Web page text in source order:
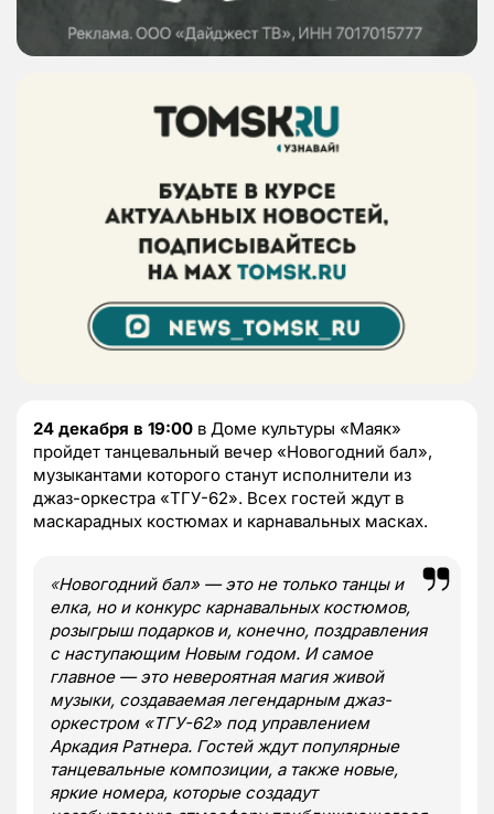
24 декабря в 19:00 в Доме культуры «Маяк»
пройдет танцевальный вечер «Новогодний бал»,
музыкантами которого станут исполнители из
джаз-оркестра «ТГУ-62». Всех гостей ждут в
маскарадных костюмах и карнавальных масках.
«Новогодний бал» — это не только танцы и
елка, но и конкурс карнавальных костюмов,
розыгрыш подарков и, конечно, поздравления
с наступающим Новым годом. И самое
главное — это невероятная магия живой
музыки, создаваемая легендарным джаз-
оркестром «ТГУ-62» под управлением
Аркадия Ратнера. Гостей ждут популярные
танцевальные композиции, а также новые,
яркие номера, которые создадут